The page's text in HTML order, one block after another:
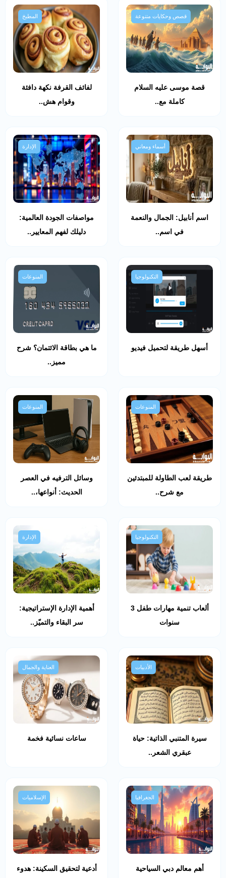
قصص وحكايات متنوعة
قصة موسى عليه السلام
كاملة مع..
المطبخ
لفائف القرفة نكهة دافئة
وقوام هش..
أسماء ومعاني
اسم أنابيل: الجمال والنعمة
في اسم..
الإدارة
مواصفات الجودة العالمية:
دليلك لفهم المعايير..
التكنولوجيا
أسهل طريقة لتحميل فيديو
المنوعات
ما هي بطاقة الائتمان؟ شرح
مميز..
المنوعات
طريقة لعب الطاولة للمبتدئين
مع شرح..
المنوعات
وسائل الترفيه في العصر
الحديث: أنواعها،..
التكنولوجيا
ألعاب تنمية مهارات طفل 3
سنوات
الإدارة
أهمية الإدارة الإستراتيجية:
سر البقاء والتميّز..
الأدبيات
سيرة المتنبي الذاتية: حياة
عبقري الشعر..
العناية والجمال
ساعات نسائية فخمة
الجغرافيا
أهم معالم دبي السياحية
الإسلاميات
أدعية لتحقيق السكينة: هدوء